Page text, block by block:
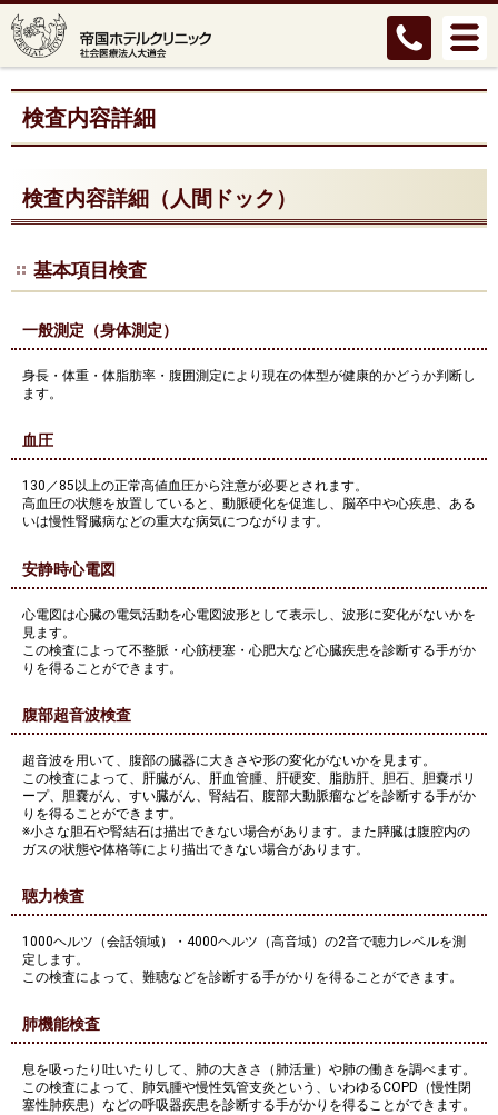
検査内容詳細
検査内容詳細（人間ドック）
基本項目検査
一般測定（身体測定）
身長・体重・体脂肪率・腹囲測定により現在の体型が健康的かどうか判断し
ます。
血圧
130／85以上の正常高値血圧から注意が必要とされます。
高血圧の状態を放置していると、動脈硬化を促進し、脳卒中や心疾患、ある
いは慢性腎臓病などの重大な病気につながります。
安静時心電図
心電図は心臓の電気活動を心電図波形として表示し、波形に変化がないかを
見ます。
この検査によって不整脈・心筋梗塞・心肥大など心臓疾患を診断する手がか
りを得ることができます。
腹部超音波検査
超音波を用いて、腹部の臓器に大きさや形の変化がないかを見ます。
この検査によって、肝臓がん、肝血管腫、肝硬変、脂肪肝、胆石、胆嚢ポリ
ープ、胆嚢がん、すい臓がん、腎結石、腹部大動脈瘤などを診断する手がか
りを得ることができます。
※小さな胆石や腎結石は描出できない場合があります。また膵臓は腹腔内の
ガスの状態や体格等により描出できない場合があります。
聴力検査
1000ヘルツ（会話領域）・4000ヘルツ（高音域）の2音で聴力レベルを測
定します。
この検査によって、難聴などを診断する手がかりを得ることができます。
肺機能検査
息を吸ったり吐いたりして、肺の大きさ（肺活量）や肺の働きを調べます。
この検査によって、肺気腫や慢性気管支炎という、いわゆるCOPD（慢性閉
塞性肺疾患）などの呼吸器疾患を診断する手がかりを得ることができます。